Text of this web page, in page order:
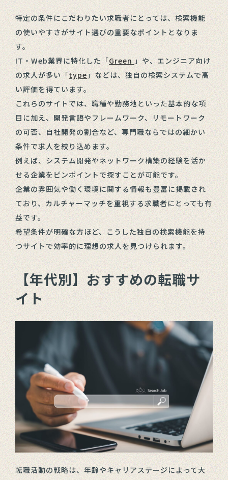
特定の条件にこだわりたい求職者にとっては、検索機能
の使いやすさがサイト選びの重要なポイントとなりま
す。
IT・Web業界に特化した「Green 」や、エンジニア向け
の求人が多い「type」などは、独自の検索システムで高
い評価を得ています。
これらのサイトでは、職種や勤務地といった基本的な項
目に加え、開発言語やフレームワーク、リモートワーク
の可否、自社開発の割合など、専門職ならではの細かい
条件で求人を絞り込めます。
例えば、システム開発やネットワーク構築の経験を活か
せる企業をピンポイントで探すことが可能です。
企業の雰囲気や働く環境に関する情報も豊富に掲載され
ており、カルチャーマッチを重視する求職者にとっても有
益です。
希望条件が明確な方ほど、こうした独自の検索機能を持
つサイトで効率的に理想の求人を見つけられます。
【年代別】おすすめの転職サ
イト
転職活動の戦略は、年齢やキャリアステージによって大